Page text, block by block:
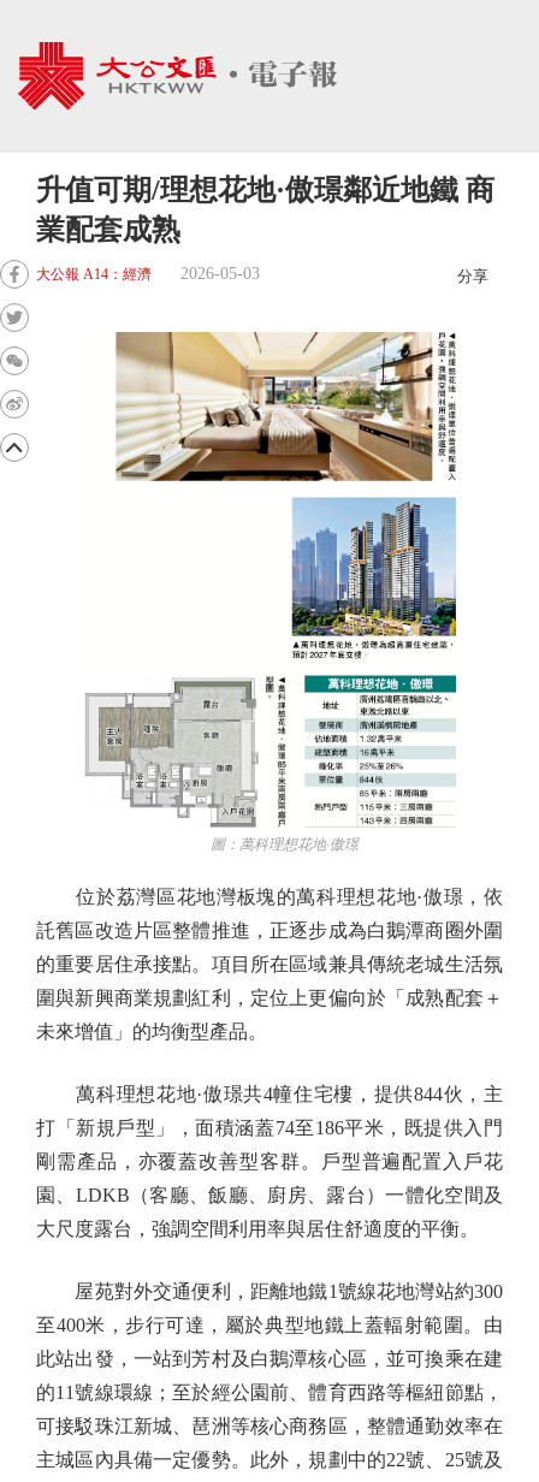
升值可期/理想花地·傲璟鄰近地鐵 商
業配套成熟
大公報 A14：經濟 2026-05-03 分享
圖：萬科理想花地·傲璟
位於荔灣區花地灣板塊的萬科理想花地·傲璟，依
託舊區改造片區整體推進，正逐步成為白鵝潭商圈外圍
的重要居住承接點。項目所在區域兼具傳統老城生活氛
圍與新興商業規劃紅利，定位上更偏向於「成熟配套＋
未來增值」的均衡型產品。
萬科理想花地·傲璟共4幢住宅樓，提供844伙，主
打「新規戶型」，面積涵蓋74至186平米，既提供入門
剛需產品，亦覆蓋改善型客群。戶型普遍配置入戶花
園、LDKB（客廳、飯廳、廚房、露台）一體化空間及
大尺度露台，強調空間利用率與居住舒適度的平衡。
屋苑對外交通便利，距離地鐵1號線花地灣站約300
至400米，步行可達，屬於典型地鐵上蓋輻射範圍。由
此站出發，一站到芳村及白鵝潭核心區，並可換乘在建
的11號線環線；至於經公園前、體育西路等樞紐節點，
可接駁珠江新城、琶洲等核心商務區，整體通勤效率在
主城區內具備一定優勢。此外，規劃中的22號、25號及